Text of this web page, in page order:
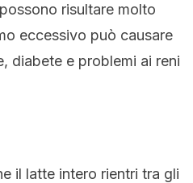
risultare molto
eccessivo può causare
diabete e problemi ai reni
il latte intero rientri tra gli